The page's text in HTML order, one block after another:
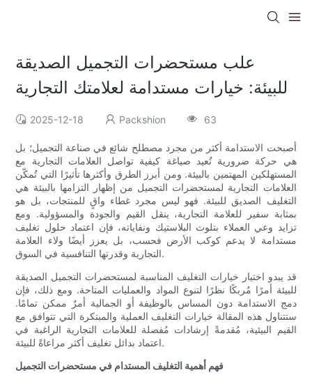
علب مستحضرات التجميل الصديقة
للبيئة: خيارات مستدامة لعلامتك التجارية
2025-12-18 Packshion 63
أصبحت الاستدامة أكثر من مجرد مصطلح شائع في صناعة التجميل؛ بل
هي حركة ضرورية تُعيد صياغة كيفية تواصل العلامات التجارية مع
المستهلكين المهتمين بالبيئة. ومن أبرز الطرق وأكثرها تأثيرًا التي تُمكّن
العلامات التجارية لمستحضرات التجميل من إظهار التزامها بالبيئة هي
التغليف الصديق للبيئة. فهو ليس مجرد غطاء واقٍ للمنتجات، بل هو
بمثابة سفير للعلامة التجارية، ينقل القيم والجودة والمسؤولية. ومع
تزايد وعي العملاء بتلوث البلاستيك ونفاياته، فإن اعتماد حلول تغليف
مستدامة لا يدعم كوكب الأرض فحسب، بل يعزز أيضًا ولاء العلامة
التجارية وقدرتها التنافسية في السوق.
قد يبدو اختيار خيارات التغليف المناسبة لمستحضرات التجميل الصديقة
للبيئة أمرًا مُربكًا نظرًا لتنوع المواد والعمليات المتاحة. ومع ذلك، فإن
دمج الاستدامة دون المساس بالوظيفة أو الجمالية أمرٌ ممكن تمامًا.
ستتناول هذه المقالة خيارات التغليف العملية والمبتكرة التي تتوافق مع
القيم البيئية، مُقدمةً إرشادات مُفصلة للعلامات التجارية الراغبة في
اعتماد بدائل تغليف أكثر مراعاةً للبيئة.
فهم أهمية التغليف المستدام في مستحضرات التجميل